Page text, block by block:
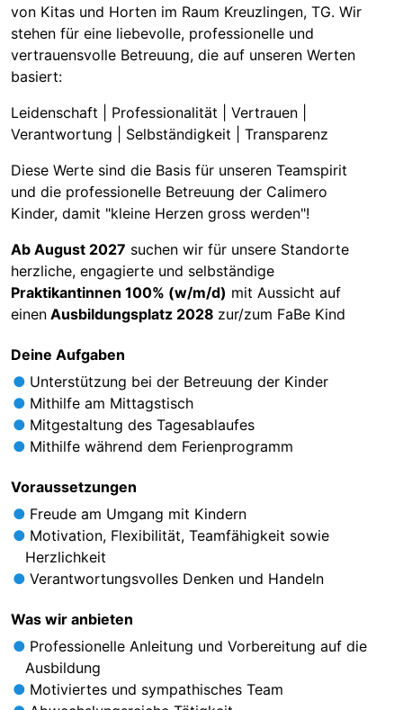
von Kitas und Horten im Raum Kreuzlingen, TG. Wir
stehen für eine liebevolle, professionelle und
vertrauensvolle Betreuung, die auf unseren Werten
basiert:
Leidenschaft | Professionalität | Vertrauen |
Verantwortung | Selbständigkeit | Transparenz
Diese Werte sind die Basis für unseren Teamspirit
und die professionelle Betreuung der Calimero
Kinder, damit "kleine Herzen gross werden"!
Ab August 2027 suchen wir für unsere Standorte
herzliche, engagierte und selbständige
Praktikantinnen 100% (w/m/d) mit Aussicht auf
einen Ausbildungsplatz 2028 zur/zum FaBe Kind
Deine Aufgaben
Unterstützung bei der Betreuung der Kinder
Mithilfe am Mittagstisch
Mitgestaltung des Tagesablaufes
Mithilfe während dem Ferienprogramm
Voraussetzungen
Freude am Umgang mit Kindern
Motivation, Flexibilität, Teamfähigkeit sowie
Herzlichkeit
Verantwortungsvolles Denken und Handeln
Was wir anbieten
Professionelle Anleitung und Vorbereitung auf die
Ausbildung
Motiviertes und sympathisches Team